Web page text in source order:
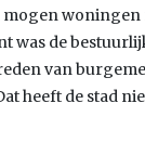
mogen
was de
van
heeft de stad